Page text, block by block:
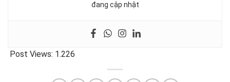
đang cập nhật
Post Views: 1.226